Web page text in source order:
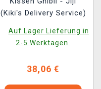
(Kiki's Delivery Service)
Auf Lager Lieferung in
2-5 Werktagen.
38,06 €